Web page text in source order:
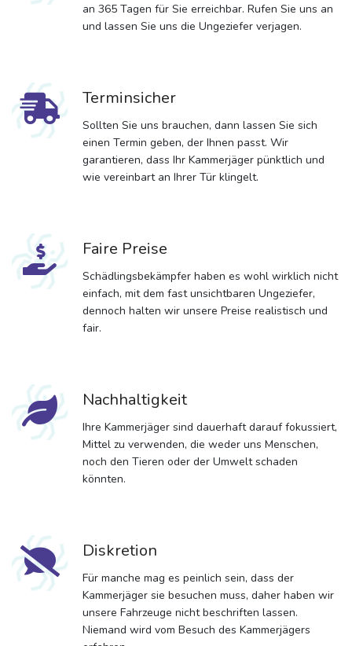
an 365 Tagen für Sie erreichbar. Rufen Sie uns an
und lassen Sie uns die Ungeziefer verjagen.
Terminsicher
Sollten Sie uns brauchen, dann lassen Sie sich
einen Termin geben, der Ihnen passt. Wir
garantieren, dass Ihr Kammerjäger pünktlich und
wie vereinbart an Ihrer Tür klingelt.
Faire Preise
Schädlingsbekämpfer haben es wohl wirklich nicht
einfach, mit dem fast unsichtbaren Ungeziefer,
dennoch halten wir unsere Preise realistisch und
fair.
Nachhaltigkeit
Ihre Kammerjäger sind dauerhaft darauf fokussiert,
Mittel zu verwenden, die weder uns Menschen,
noch den Tieren oder der Umwelt schaden
könnten.
Diskretion
Für manche mag es peinlich sein, dass der
Kammerjäger sie besuchen muss, daher haben wir
unsere Fahrzeuge nicht beschriften lassen.
Niemand wird vom Besuch des Kammerjägers